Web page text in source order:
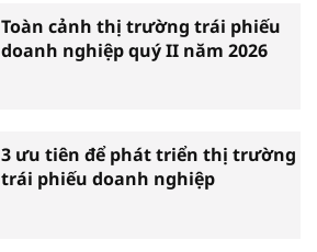
Toàn cảnh thị trường trái phiếu
doanh nghiệp quý II năm 2026
3 ưu tiên để phát triển thị trường
trái phiếu doanh nghiệp